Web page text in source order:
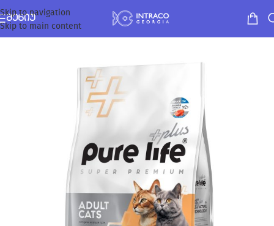
Skip to navigation
Skip to main content
ᲛᲔᲜᲘᲣ